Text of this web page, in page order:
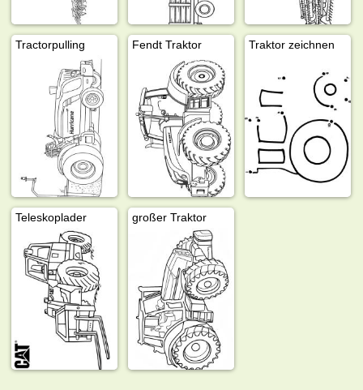
Tractorpulling Fendt Traktor Traktor zeichnen
Teleskoplader großer Traktor